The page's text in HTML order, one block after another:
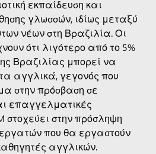
εκπαίδευση και
γλωσσών, ιδίως μεταξύ
νέων στη Βραζιλία. Οι
ότι λιγότερο από το 5%
Βραζιλίας μπορεί να
αγγλικά, γεγονός που
στην πρόσβαση σε
επαγγελματικές
στοχεύει στην πρόσληψη
που θα εργαστούν
αγγλικών.